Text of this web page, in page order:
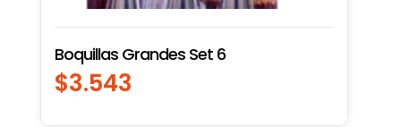
Boquillas Grandes Set 6
$3.543